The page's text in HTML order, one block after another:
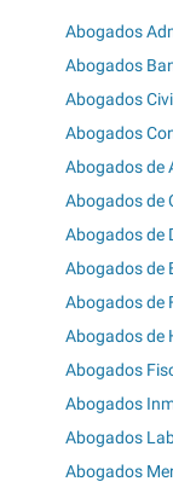
Abogados
Abogados
Abogados
Abogados
Abogados de
Abogados de
Abogados de
Abogados de
Abogados de
Abogados de
Abogados
Abogados
Abogados
Abogados